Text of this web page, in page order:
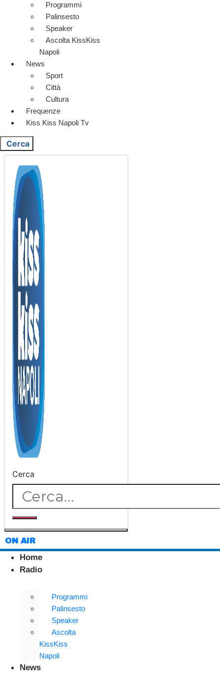
Programmi
Palinsesto
Speaker
Ascolta KissKiss
Napoli
News
Sport
Città
Cultura
Frequenze
Kiss Kiss Napoli Tv
Cerca
Cerca
ON AIR
Home
Radio
Programmi
Palinsesto
Speaker
Ascolta
KissKiss
Napoli
News